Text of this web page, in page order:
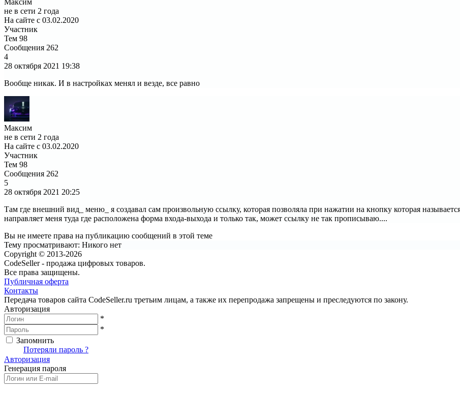
не в сети 2 года
На сайте с 03.02.2020
Участник
Тем 98
Сообщения 262
4
28 октября 2021 19:38
Вообще никак. И в настройках менял и везде, все равно
Максим
не в сети 2 года
На сайте с 03.02.2020
Участник
Тем 98
Сообщения 262
5
28 октября 2021 20:25
Там где внешний вид_ меню_ я создавал сам произвольную ссылку, которая позволяла при нажатии на кнопку которая
направляет меня туда где расположена форма входа-выхода и только так, может ссылку не так прописываю....
Вы не имеете права на публикацию сообщений в этой теме
Тему просматривают: Никого нет
Copyright © 2013-2026
CodeSeller - продажа цифровых товаров.
Все права защищены.
Публичная оферта
Контакты
Передача товаров сайта CodeSeller.ru третьим лицам, а также их перепродажа запрещены и преследуются по закону.
Авторизация
*
*
Запомнить
Потеряли пароль ?
Авторизация
Генерация пароля